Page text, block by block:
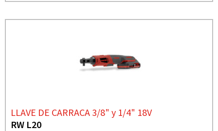
LLAVE DE CARRACA 3/8" y 1/4" 18V
RW L20